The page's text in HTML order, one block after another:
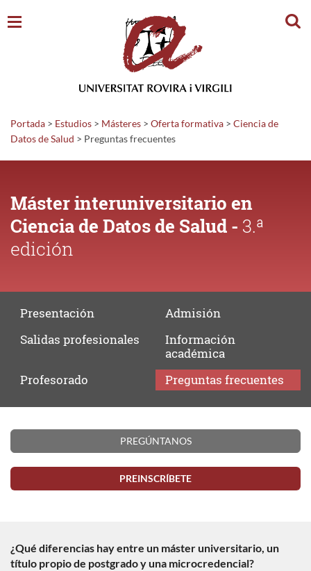
Portada > Estudios > Másteres > Oferta formativa > Ciencia de
Datos de Salud > Preguntasfrecuentes
Máster interuniversitario en
Ciencia de Datos de Salud - 3.ª
edición
Presentación
Admisión
Salidasprofesionales
Información
académica
Profesorado
Preguntasfrecuentes
Preguntas
frecuentes
PREGÚNTANOS
PREINSCRÍBETE
¿Qué diferencias hay entre un máster universitario, un
título propio de postgrado y una microcredencial?